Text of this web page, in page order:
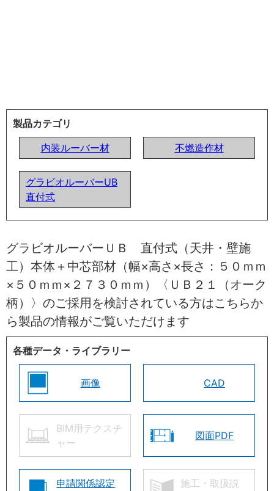
製品カテゴリ
内装ルーバー材
不燃造作材
グラビオルーバーUB
直付式
グラビオルーバーＵＢ 直付式（天井・壁施
工）本体＋中芯部材（幅×高さ×長さ：５０ｍｍ
×５０ｍｍ×２７３０ｍｍ）〈ＵＢ２１（オーク
柄）〉のご採用を検討されている方はこちらか
ら製品の情報がご覧いただけます
各種データ・ライブラリー
画像 CAD
BIM用テクスチ
ャー
図面PDF
申請関係認定
施工・取扱説